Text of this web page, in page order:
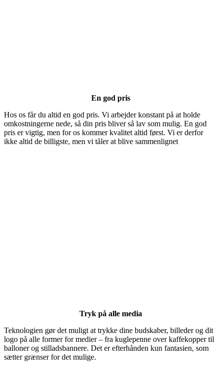
En god pris
Hos os får du altid en god pris. Vi arbejder konstant på at holde
omkostningerne nede, så din pris bliver så lav som mulig. En god
pris er vigtig, men for os kommer kvalitet altid først. Vi er derfor
ikke altid de billigste, men vi tåler at blive sammenlignet
Tryk på alle media
Teknologien gør det muligt at trykke dine budskaber, billeder og dit
logo på alle former for medier – fra kuglepenne over kaffekopper til
balloner og stilladsbannere. Det er efterhånden kun fantasien, som
sætter grænser for det mulige.